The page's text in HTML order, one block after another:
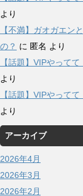
より
【不満】ガオガエン
の？ に 匿名 より
【話題】VIPやって
より
【話題】VIPやって
より
アーカイブ
2026年4月
2026年3月
2026年2月